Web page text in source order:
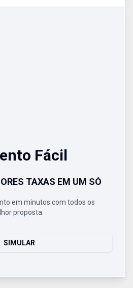
Fácil
TAXAS EM UM SÓ
em minutos com todos os
proposta.
SIMULAR